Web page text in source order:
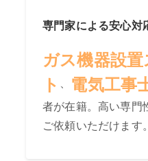
専門家による安心対
ガス機器設
ト
電気工事
者が在籍。高い専門
ご依頼いただけます。